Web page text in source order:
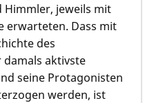
Himmler, jeweils mit
erwarteten. Dass mit
des
damals aktivste
seine Protagonisten
werden, ist